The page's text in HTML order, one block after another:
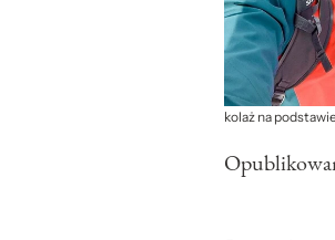
kolaż na